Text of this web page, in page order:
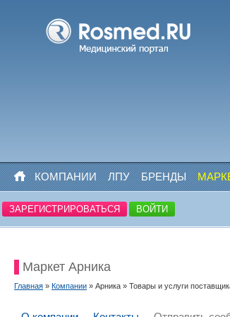
КОМПАНИИ ЛПУ БРЕНДЫ
ЗАРЕГИСТРИРОВАТЬСЯ ВОЙТИ
Маркет Арника
Главная » Компании » Арника » Товары и услуги